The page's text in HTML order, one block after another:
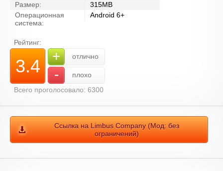
Размер:
315MB
Операционная
система:
Android 6+
Рейтинг:
3.4 + отлично
-
плохо
Всего проголосовало: 6300
Ссылка на Limbus Company (Мод: без
ограничений)